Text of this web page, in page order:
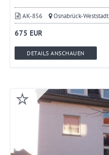
AK-856 Osnabrück-Weststadt
675 EUR
DETAILS ANSCHAUEN